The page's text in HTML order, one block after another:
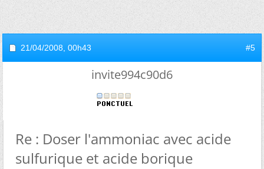
21/04/2008, 00h43 #5
invite994c90d6
Re : Doser l'ammoniac avec acide
sulfurique et acide borique